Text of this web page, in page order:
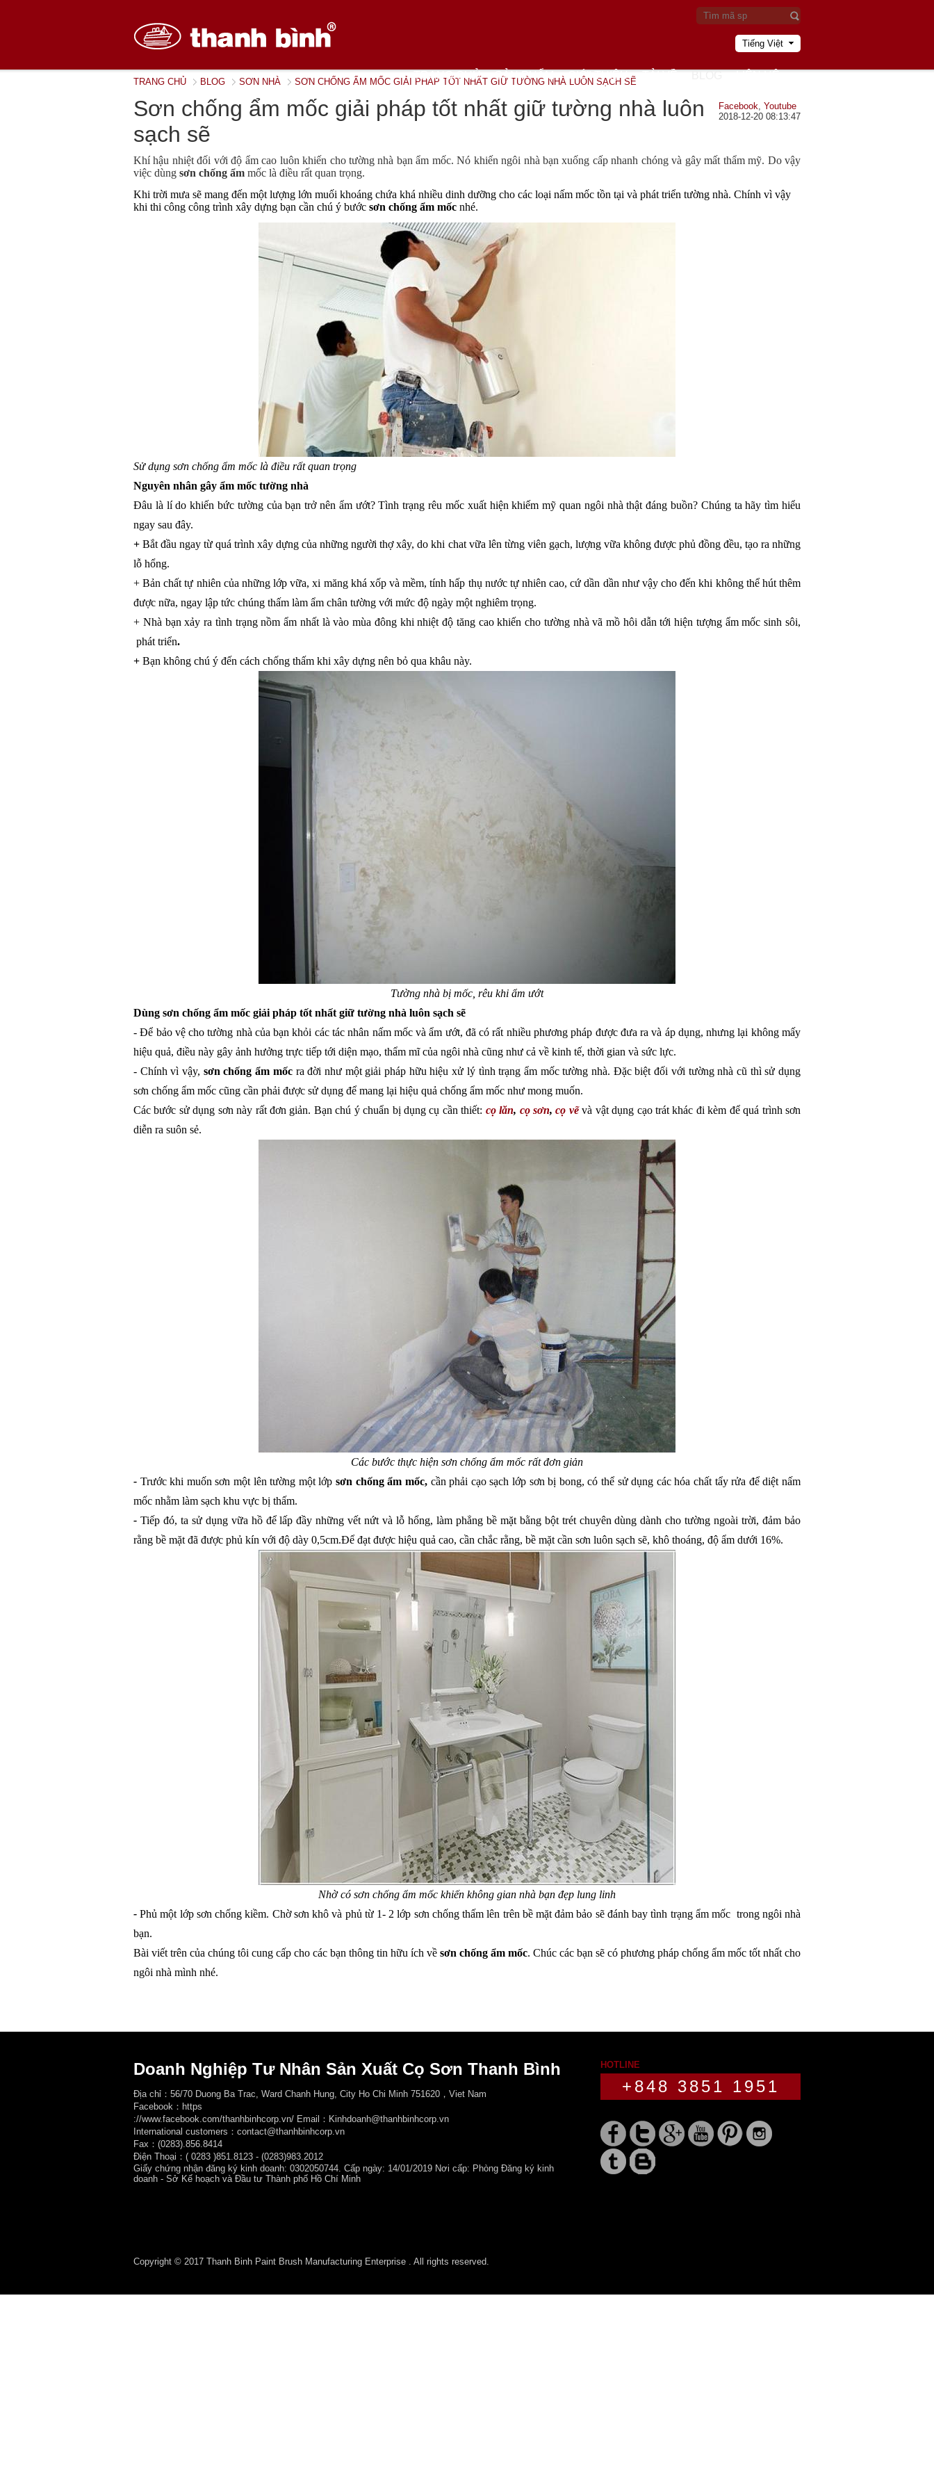
Tiếng Việt
TRANG CHỦ SẢN PHẨM GIỚI THIỆU
TRANG CHỦ BLOG SƠN NHÀ SƠN CHỐNG ẨM MỐC GIẢI PHÁP TỐT NHẤT GIỮ TƯỜNG NHÀ LUÔN SẠCH SẼ
Facebook, Youtube
2018-12-20 08:13:47
Sơn chống ẩm mốc giải pháp tốt nhất giữ tường nhà luôn
sạch sẽ
Khí hậu nhiệt đối với độ ẩm cao luôn khiến cho tường nhà bạn ẩm mốc. Nó khiến ngôi nhà bạn xuống cấp nhanh chóng và gây mất thẩm mỹ. Do vậy
việc dùng sơn chống ẩm mốc là điều rất quan trọng.
Khi trời mưa sẽ mang đến một lượng lớn muối khoáng chứa khá nhiều dinh dưỡng cho các loại nấm mốc tồn tại và phát triển tường nhà. Chính vì vậy
khi thi công công trình xây dựng bạn cần chú ý bước sơn chống ẩm mốc nhé.
Sử dụng sơn chống ẩm mốc là điều rất quan trọng
Nguyên nhân gây ẩm mốc tường nhà
Đâu là lí do khiến bức tường của bạn trở nên ẩm ướt? Tình trạng rêu mốc xuất hiện khiếm mỹ quan ngôi nhà thật đáng buồn? Chúng ta hãy tìm hiểu
ngay sau đây.
+ Bắt đầu ngay từ quá trình xây dựng của những người thợ xây, do khi chat vữa lên từng viên gạch, lượng vữa không được phủ đồng đều, tạo ra những
lỗ hổng.
+ Bản chất tự nhiên của những lớp vữa, xi măng khá xốp và mềm, tính hấp thụ nước tự nhiên cao, cứ dần dần như vậy cho đến khi không thể hút thêm
được nữa, ngay lập tức chúng thấm làm ẩm chân tường với mức độ ngày một nghiêm trọng.
+ Nhà bạn xảy ra tình trạng nồm ẩm nhất là vào mùa đông khi nhiệt độ tăng cao khiến cho tường nhà vã mồ hôi dẫn tới hiện tượng ẩm mốc sinh sôi,
phát triển.
+ Bạn không chú ý đến cách chống thấm khi xây dựng nên bỏ qua khâu này.
Tường nhà bị mốc, rêu khi ẩm ướt
Dùng sơn chống ẩm mốc giải pháp tốt nhất giữ tường nhà luôn sạch sẽ
- Để bảo vệ cho tường nhà của bạn khỏi các tác nhân nấm mốc và ẩm ướt, đã có rất nhiều phương pháp được đưa ra và áp dụng, nhưng lại không mấy
hiệu quả, điều này gây ảnh hưởng trực tiếp tới diện mạo, thẩm mĩ của ngôi nhà cũng như cả về kinh tế, thời gian và sức lực.
- Chính vì vậy, sơn chống ẩm mốc ra đời như một giải pháp hữu hiệu xử lý tình trạng ẩm mốc tường nhà. Đặc biệt đối với tường nhà cũ thì sử dụng
sơn chống ẩm mốc cũng cần phải được sử dụng để mang lại hiệu quả chống ẩm mốc như mong muốn.
Các bước sử dụng sơn này rất đơn giản. Bạn chú ý chuẩn bị dụng cụ cần thiết: cọ lăn, cọ sơn, cọ vẽ và vật dụng cạo trát khác đi kèm để quá trình sơn
diễn ra suôn sẻ.
Các bước thực hiện sơn chống ẩm mốc rất đơn giản
- Trước khi muốn sơn một lên tường một lớp sơn chống ẩm mốc, cần phải cạo sạch lớp sơn bị bong, có thể sử dụng các hóa chất tẩy rửa để diệt nấm
mốc nhằm làm sạch khu vực bị thấm.
- Tiếp đó, ta sử dụng vữa hồ để lấp đầy những vết nứt và lỗ hổng, làm phẳng bề mặt bằng bột trét chuyên dùng dành cho tường ngoài trời, đảm bảo
rằng bề mặt đã được phủ kín với độ dày 0,5cm.Để đạt được hiệu quả cao, cần chắc rằng, bề mặt cần sơn luôn sạch sẽ, khô thoáng, độ ẩm dưới 16%.
Nhờ có sơn chống ẩm mốc khiến không gian nhà bạn đẹp lung linh
- Phủ một lớp sơn chống kiềm. Chờ sơn khô và phủ từ 1- 2 lớp sơn chống thấm lên trên bề mặt đảm bảo sẽ đánh bay tình trạng ẩm mốc  trong ngôi nhà
bạn.
Bài viết trên của chúng tôi cung cấp cho các bạn thông tin hữu ích về sơn chống ẩm mốc. Chúc các bạn sẽ có phương pháp chống ẩm mốc tốt nhất cho
ngôi nhà mình nhé.
HOTLINE
+848 3851 1951
Doanh Nghiệp Tư Nhân Sản Xuất Cọ Sơn Thanh Bình
Địa chỉ：56/70 Duong Ba Trac, Ward Chanh Hung, City Ho Chi Minh 751620，Viet Nam
Facebook： https
://www.facebook.com/thanhbinhcorp.vn/ Email：Kinhdoanh@thanhbinhcorp.vn
International customers：contact@thanhbinhcorp.vn
Fax：(0283).856.8414
Điện Thoại：( 0283 )851.8123 - (0283)983.2012
Giấy chứng nhận đăng ký kinh doanh: 0302050744. Cấp ngày: 14/01/2019 Nơi cấp: Phòng Đăng ký kinh
doanh - Sở Kế hoạch và Đầu tư Thành phố Hồ Chí Minh
Copyright © 2017 Thanh Binh Paint Brush Manufacturing Enterprise . All rights reserved.